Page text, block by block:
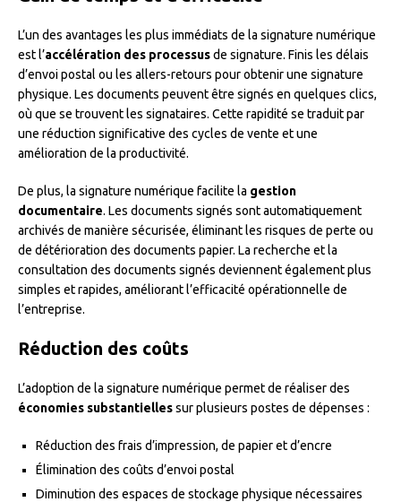
L’un des avantages les plus immédiats de la signature numérique
est l’accélération des processusde signature. Finis les délais
d’envoi postal ou les allers-retours pour obtenir une signature
physique. Les documents peuvent être signés en quelques clics,
où que se trouvent les signataires. Cette rapidité se traduit par
une réduction significative des cycles de vente et une
amélioration de la productivité.
De plus, la signature numérique facilite la gestion
documentaire. Les documents signés sont automatiquement
archivés de manière sécurisée, éliminant les risques de perte ou
de détérioration des documents papier. La recherche et la
consultation des documents signés deviennent également plus
simples et rapides, améliorant l’efficacité opérationnelle de
l’entreprise.
Réduction des coûts
L’adoption de la signature numérique permet de réaliser des
économies substantiellessur plusieurs postes de dépenses :
Réduction des frais d’impression, de papier et d’encre
Élimination des coûts d’envoi postal
Diminution des espaces de stockage physique nécessaires